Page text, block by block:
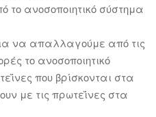
το ανοσοποιητικό σύστημα
να απαλλαγούμε από τις
το ανοσοποιητικό
που βρίσκονται στα
με τις πρωτεΐνες στα